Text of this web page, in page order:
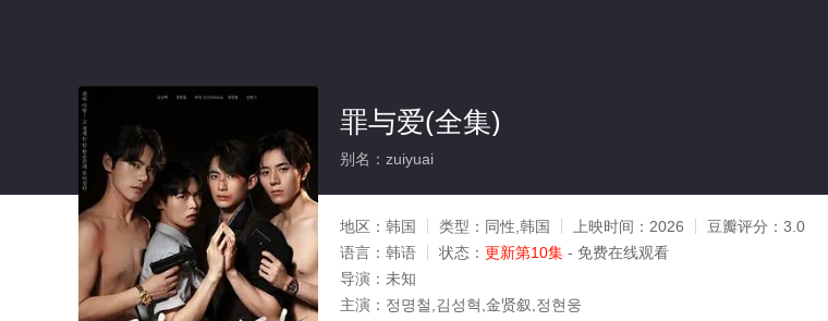
罪与爱(全集)
别名：zuiyuai
地区： 韩国 类型： 同性,韩国 上映时间： 2026 豆瓣评分： 3.0
语言： 韩语 状态： 更新第10集 - 免费在线观看
导演： 未知
主演： 정명철,김성혁,金贤叙,정현웅